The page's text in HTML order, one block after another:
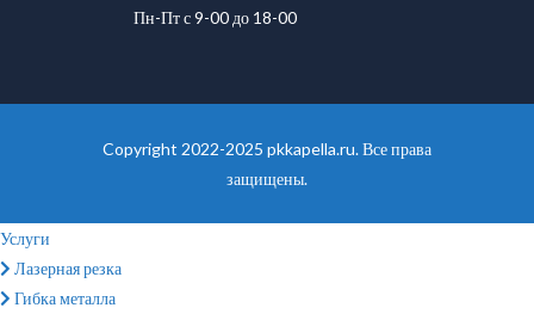
Пн-Пт с 9-00 до 18-00
Copyright 2022-2025 pkkapella.ru. Все права
защищены.
Услуги
Лазерная резка
Гибка металла